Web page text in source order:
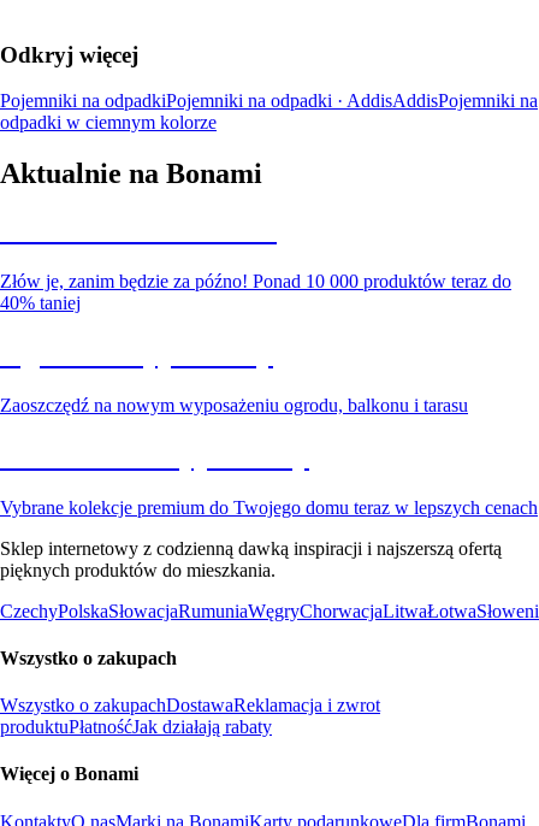
Odkryj więcej
Pojemniki na odpadkiPojemniki na odpadki · AddisAddisPojemniki na
odpadki w ciemnym kolorze
Aktualnie na Bonami
Złów je, zanim będzie za późno! Ponad 10 000 produktów teraz do
40% taniej
Zaoszczędź na nowym wyposażeniu ogrodu, balkonu i tarasu
Vybrane kolekcje premium do Twojego domu teraz w lepszych cenach
Sklep internetowy z codzienną dawką inspiracji i najszerszą ofertą
pięknych produktów do mieszkania.
CzechyPolskaSłowacjaRumuniaWęgryChorwacjaLitwaŁotwa
Wszystko o zakupach
Wszystko o zakupachDostawaReklamacja i zwrot
produktuPłatnośćJak działają rabaty
Więcej o Bonami
KontaktyO nasMarki na BonamiKarty podarunkoweDla firmBonami